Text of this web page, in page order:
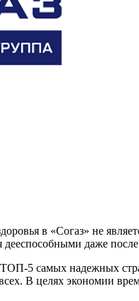
в «Согаз» не
дееспособными даже
5 самых надежных
В целях экономии